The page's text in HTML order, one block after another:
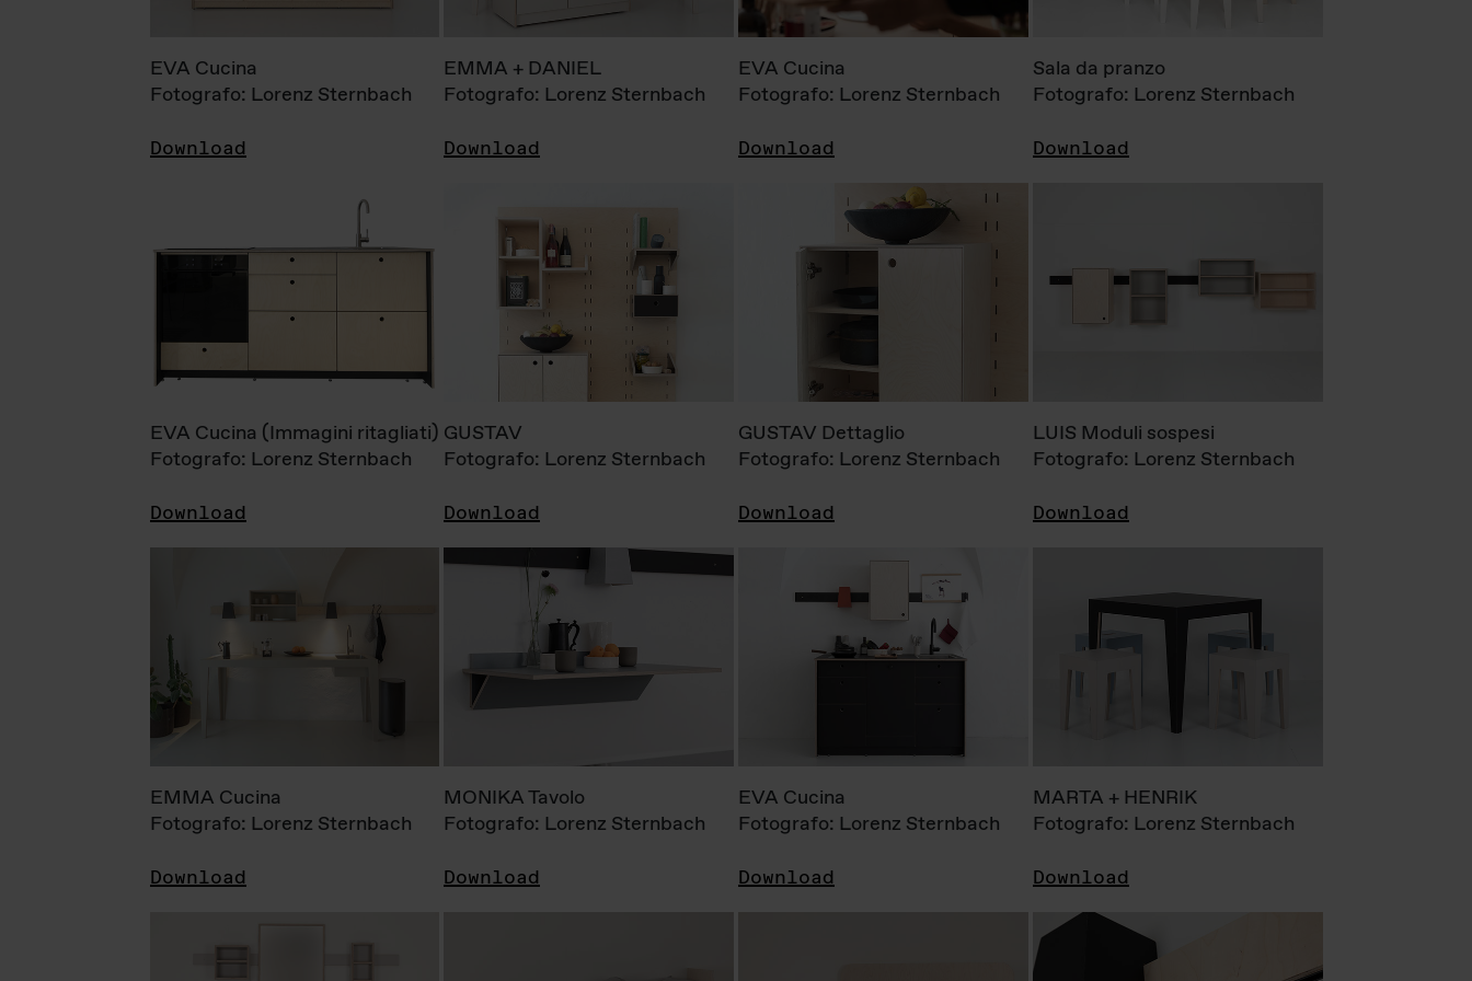
EVA Cucina
Fotografo: Lorenz Sternbach
Download
EMMA + DANIEL
Fotografo: Lorenz Sternbach
Download
EVA Cucina
Fotografo: Lorenz Sternbach
Download
Sala da pranzo
Fotografo: Lorenz Sternbach
Download
EVA Cucina (Immagini ritagliati)
Fotografo: Lorenz Sternbach
Download
GUSTAV
Fotografo: Lorenz Sternbach
Download
GUSTAV Dettaglio
Fotografo: Lorenz Sternbach
Download
LUIS Moduli sospesi
Fotografo: Lorenz Sternbach
Download
EMMA Cucina
Fotografo: Lorenz Sternbach
Download
MONIKA Tavolo
Fotografo: Lorenz Sternbach
Download
EVA Cucina
Fotografo: Lorenz Sternbach
Download
MARTA + HENRIK
Fotografo: Lorenz Sternbach
Download